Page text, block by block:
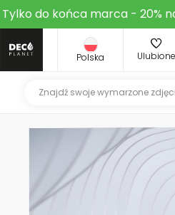
Tylko do końca marca - 20%
Polska Ulubione